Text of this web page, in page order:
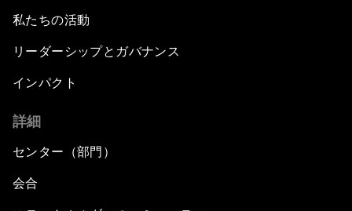
私たちの活動
リーダーシップとガバナンス
インパクト
詳細
センター（部門）
会合